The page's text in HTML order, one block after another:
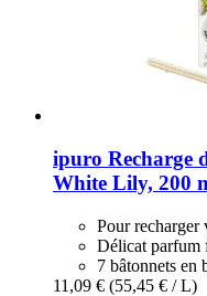
ipuro Recharge
White Lily, 200
Pour recharger
Délicat parfum
7 bâtonnets en
11,09 € (55,45 € / L)